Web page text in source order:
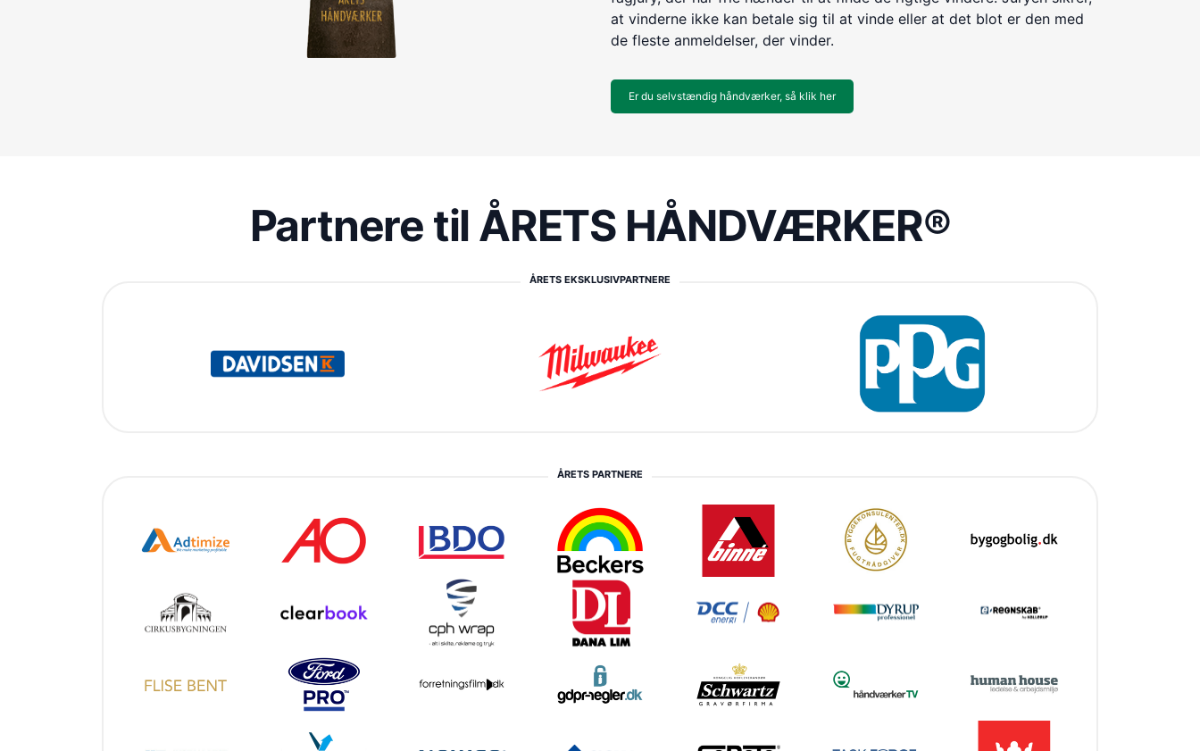
at vinderne ikke kan betale sig til at vinde eller at det blot er den med
de fleste anmeldelser, der vinder.
Er du selvstændig håndværker, så klik her
Partnere til ÅRETS HÅNDVÆRKER®
ÅRETS EKSKLUSIVPARTNERE
ÅRETS PARTNERE